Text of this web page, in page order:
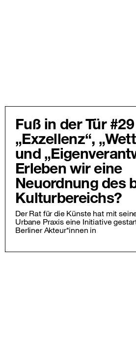
Fuß in der Tür #29
„Exzellenz“,
und
Erleben wir eine
Neuordnung des
Kulturbereichs?
Der Rat für die Künste hat mit
Urbane Praxis eine Initiative
Berliner Akteur*innen in